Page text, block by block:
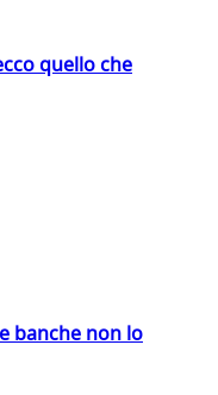
quello che
banche non lo